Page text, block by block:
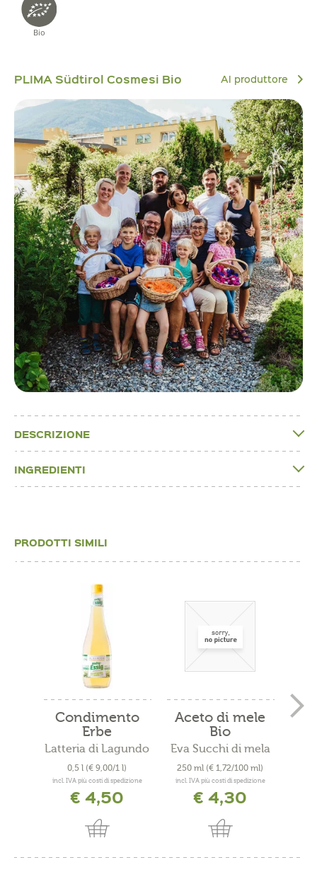
Bio
PLIMA Südtirol Cosmesi Bio Al produttore
DESCRIZIONE
INGREDIENTI
PRODOTTI SIMILI
Condimento
Erbe
aromatiche al...
Latteria di Lagundo
0,5 l (€ 9,00/1 l)
incl. IVA più costi di spedizione
€ 4,50
Aceto di mele
Bio
Eva Succhi di mela
250 ml (€ 1,72/100 ml)
incl. IVA più costi di spedizione
€ 4,30